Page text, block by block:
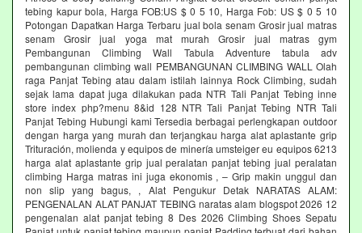
tebing kapur bola, Harga FOB:US $ 0 5 10, Harga Fob: US $ 0 5 10
Potongan Dapatkan Harga Terbaru jual bola senam Grosir jual matras
senam Grosir jual yoga mat murah Grosir jual matras gym
Pembangunan Climbing Wall Tabula Adventure tabula adv
pembangunan climbing wall PEMBANGUNAN CLIMBING WALL Olah
raga Panjat Tebing atau dalam istilah lainnya Rock Climbing, sudah
sejak lama dapat juga dilakukan pada NTR Tali Panjat Tebing inne
store index php?menu 8&id 128 NTR Tali Panjat Tebing NTR Tali
Panjat Tebing Hubungi kami Tersedia berbagai perlengkapan outdoor
dengan harga yang murah dan terjangkau harga alat aplastante grip
Trituración, molienda y equipos de minería umsteiger eu equipos 6213
harga alat aplastante grip jual peralatan panjat tebing jual peralatan
climbing Harga matras ini juga ekonomis , – Grip makin unggul dan
non slip yang bagus, , Alat Pengukur Detak NARATAS ALAM:
PENGENALAN ALAT PANJAT TEBING naratas alam blogspot 2026 12
pengenalan alat panjat tebing 8 Des 2026 Climbing Shoes Sepatu